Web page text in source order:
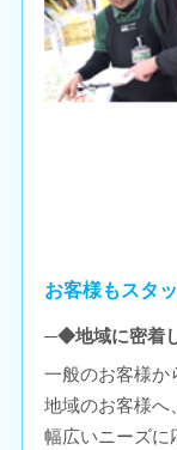
お客様もスタ
─◆地域に密着
一般のお客様か
地域のお客様へ
幅広いニーズに